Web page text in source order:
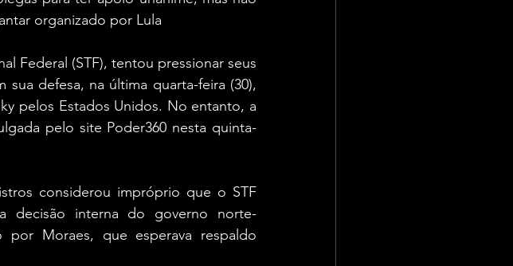
organizado por Lula
Federal (STF), tentou pressionar seus
defesa, na última quarta-feira (30),
pelos Estados Unidos. No entanto, a
pelo site Poder360 nesta quinta-
considerou impróprio que o STF
decisão interna do governo norte-
Moraes, que esperava respaldo